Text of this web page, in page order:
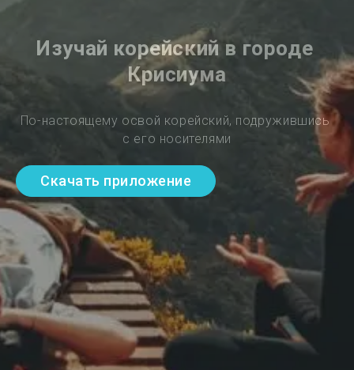
Изучай корейский в городе
Крисиума
По-настоящему освой корейский, подружившись
с его носителями
Скачать приложение